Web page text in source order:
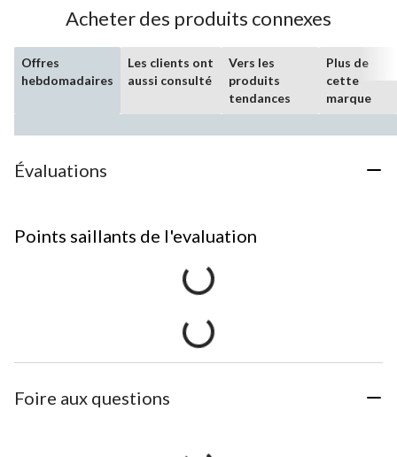
Acheter des produits connexes
Offres
hebdomadaires
Les clients ont
aussi consulté
Vers les
produits
tendances
Plus de
cette
marque
Évaluations
Points saillants de l'evaluation
Foire aux questions